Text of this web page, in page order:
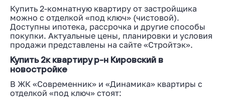
Купить 2-комнатную квартиру от застройщика
можно с отделкой «под ключ» (чистовой).
Доступны ипотека, рассрочка и другие способы
покупки. Актуальные цены, планировки и условия
продажи представлены на сайте «Стройтэк».
Купить 2к квартиру р-н Кировский в
новостройке
В ЖК «Современник» и «Динамика» квартиры с
отделкой «под ключ» стоят: